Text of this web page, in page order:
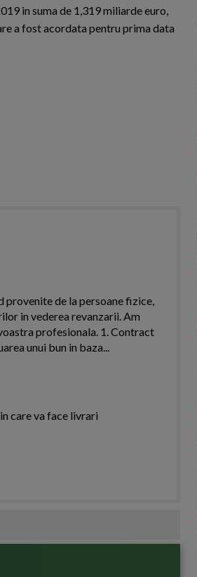
in suma de 1,319 miliarde euro,
a fost acordata pentru prima data
provenite de la persoane fizice,
in vederea revanzarii. Am
profesionala. 1. Contract
unui bun in baza...
care va face livrari